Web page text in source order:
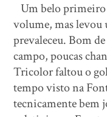
Um belo primeiro
volume, mas
prevaleceu. Bom
campo, poucas
Tricolor faltou o
tempo visto na
tecnicamente bem